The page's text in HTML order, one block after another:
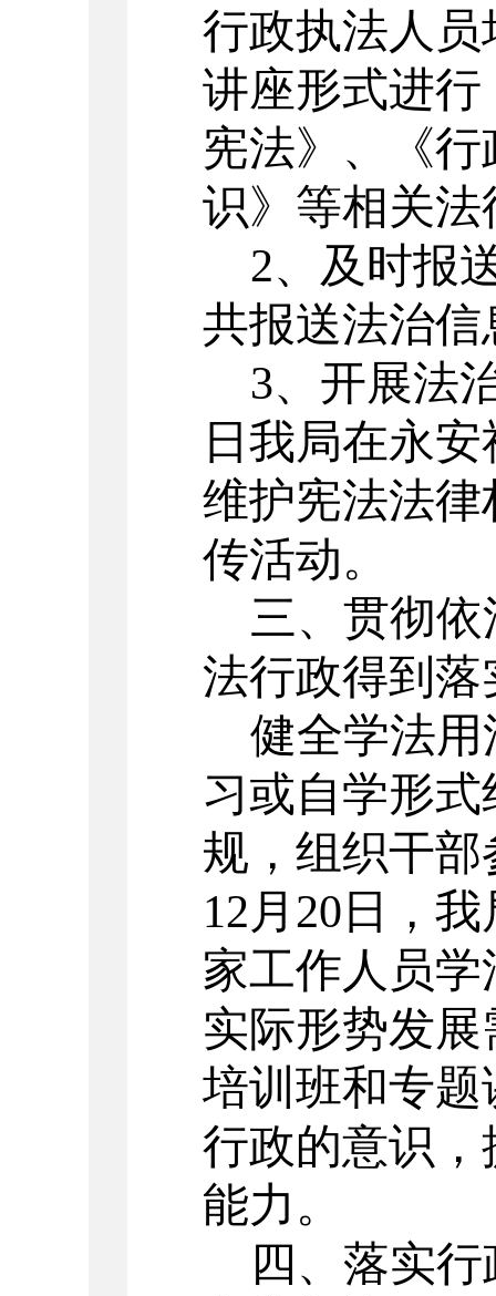
行政执法人
讲座形式进
宪法》、《
识》等相关法
2、及时报
共报送法治信
3、开展法
日我局在永安
维护宪法法律
传活动。
三、贯彻
法行政得到落
健全学法
习或自学形
规，组织干
12 月 20 日，
家工作人员学
实际形势发
培训班和专
行政的意识
能力。
四、落实